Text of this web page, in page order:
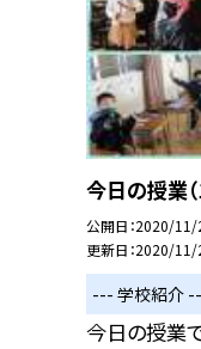
今日の授業（
公開日 2020/11/
更新日 2020/11/
--- 学校紹介
今日の授業